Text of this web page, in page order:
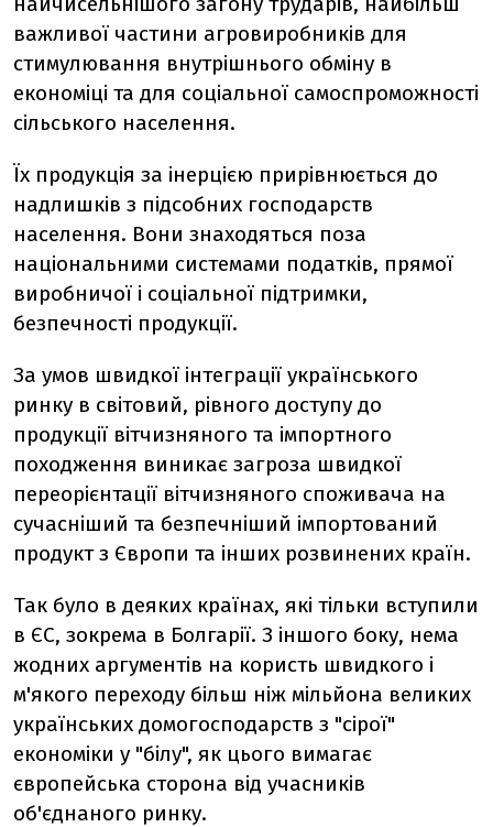
важливої частини агровиробників для
стимулювання внутрішнього обміну в
економіці та для соціальної самоспроможності
сільського населення.
Їх продукція за інерцією прирівнюється до
надлишків з підсобних господарств
населення. Вони знаходяться поза
національними системами податків, прямої
виробничої і соціальної підтримки,
безпечності продукції.
За умов швидкої інтеграції українського
ринку в світовий, рівного доступу до
продукції вітчизняного та імпортного
походження виникає загроза швидкої
переорієнтації вітчизняного споживача на
сучасніший та безпечніший імпортований
продукт з Європи та інших розвинених країн.
Так було в деяких країнах, які тільки вступили
в ЄС, зокрема в Болгарії. З іншого боку, нема
жодних аргументів на користь швидкого і
м'якого переходу більш ніж мільйона великих
українських домогосподарств з "сірої"
економіки у "білу", як цього вимагає
європейська сторона від учасників
об'єднаного ринку.